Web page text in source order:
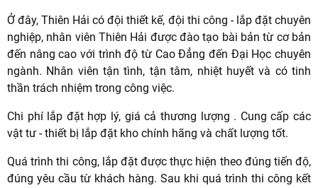
Ở đây, Thiên Hải có đội thiết kế, đội thi công - lắp đặt chuyên
nghiệp, nhân viên Thiên Hải được đào tạo bài bản từ cơ bản
đến nâng cao với trình độ từ Cao Đẳng đến Đại Học chuyên
ngành. Nhân viên tận tình, tận tâm, nhiệt huyết và có tinh
thần trách nhiệm trong công việc.
Chi phí lắp đặt hợp lý, giá cả thương lượng . Cung cấp các
vật tư - thiết bị lắp đặt kho chính hãng và chất lượng tốt.
Quá trình thi công, lắp đặt được thực hiện theo đúng tiến độ,
đúng yêu cầu từ khách hàng. Sau khi quá trình thi công kết